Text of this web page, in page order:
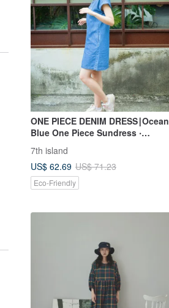
ONE PIECE DENIM DRESS∣Ocean
Blue One Piece Sundress ‧
Summer Comfy ‧ S-Cut
7th island
US$ 62.69 US$ 71.23
Eco-Friendly